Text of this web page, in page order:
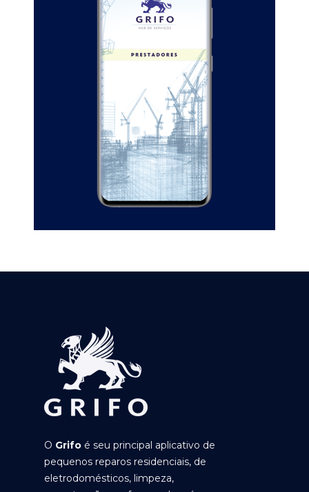
O Grifo é seu principal aplicativo de
pequenos reparos residenciais, de
eletrodomésticos, limpeza,